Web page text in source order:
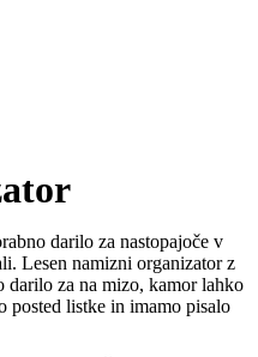
darilo za nastopajoče v
Lesen namizni organizator z
za na mizo, kamor lahko
posted listke in imamo pisalo